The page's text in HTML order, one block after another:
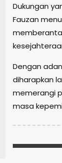
Dukungan
Fauzan
Dengan
diharapkan
memerangi
masa